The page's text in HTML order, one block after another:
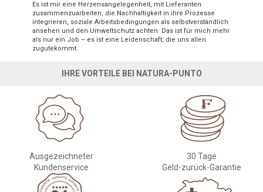
Es ist mir eine Herzensangelegenheit, mit Lieferanten
zusammenzuarbeiten, die Nachhaltigkeit in ihre Prozesse
integrieren, soziale Arbeitsbedingungen als selbstverständlich
ansehen und den Umweltschutz achten. Das ist für mich mehr
als nur ein Job – es ist eine Leidenschaft, die uns allen
zugutekommt.
IHRE VORTEILE BEI NATURA-PUNTO
Ausgezeichneter
Kundenservice
30 Tage
Geld-zurück-Garantie